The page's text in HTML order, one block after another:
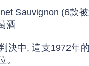
Sauvignon (6款
酒
決中, 這支1972年
。